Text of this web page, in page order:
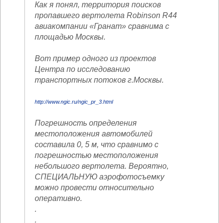
Как я понял, территория поисков
пропавшего вертолета Robinson R44
авиакомпании «Гранат» сравнима с
площадью Москвы.
Вот пример одного из проектов
Центра по исследованию
транспортных потоков г.Москвы.
http://www.ngic.ru/ngic_pr_3.html
Погрешность определения
местоположения автомобилей
составила 0, 5 м, что сравнимо с
погрешностью местоположения
небольшого вертолета. Вероятно,
СПЕЦИАЛЬНУЮ аэрофотосъемку
можно провести относительно
оперативно.
.
.